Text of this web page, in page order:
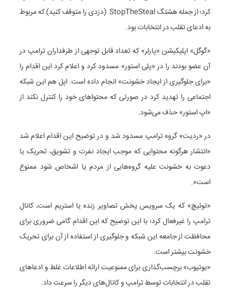
کرد؛ از جمله هشتگ StopTheSteal (دزدی را متوقف کنید) که مربوط
به ادعای تقلب در انتخابات بود.
«گوگل» اپلیکیشن «پارلر» که تعداد قابل توجهی از طرفداران ترامپ در
آن عضو بودند را در «پلی استور» مسدود کرد و اعلام کرد این اقدام را
«برای جلوگیری از ایجاد خشونت» انجام داده است. اپل هم این شبکه
اجتماعی را تهدید کرد در صورتی که محتوا‌های خود را کنترل نکند از
«اپ استور» حذف می‌شود.
در «ردیت» گروه ترامپ مسدود شد و در توضیح این اقدام اعلام شد
«انتشار هرگونه محتوایی که موجب ایجاد نفرت و تشویق، تحریک یا
دعوت به خشونت علیه گروه‌هایی از مردم یا اشخاص شود ممنوع
است».
«توئیچ» که یک سرویس پخش تصاویر زنده یا استریم است، کانال
ترامپ را غیرفعال کرد؛ با این توضیح که این اقدام گامی ضروری برای
محافظت از جامعه این شبکه و جلو‌گیری از استفاده از آن برای تحریک
خشونت بیشتر است.
«یوتیوب» برچسب‌گذاری برای ممنوعیت ارائه اطلاعات غلط و ادعا‌های
تقلب در انتخابات توسط ترامپ و کانال‌های دیگر را سرعت داد.